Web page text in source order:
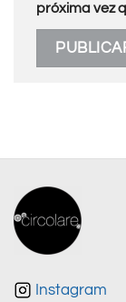
próxima vez
Instagram